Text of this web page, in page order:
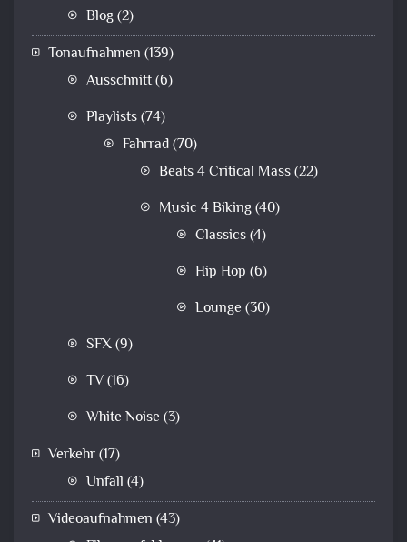
Blog(2)
Tonaufnahmen (139)
Ausschnitt(6)
Playlists(74)
Fahrrad(70)
Beats 4 Critical Mass(22)
Music 4 Biking(40)
Classics(4)
Hip Hop (6)
Lounge (30)
SFX(9)
TV(16)
White Noise (3)
Verkehr(17)
Unfall (4)
Videoaufnahmen (43)